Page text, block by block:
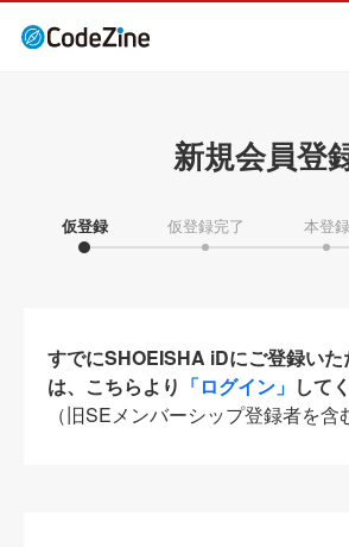
新規会員登
仮登録 仮登録完了 本登録
すでにSHOEISHA iDにご登録い
は、こちらより 「ログイン」 して
（旧SEメンバーシップ登録者を含